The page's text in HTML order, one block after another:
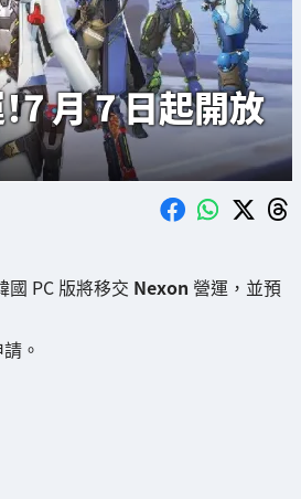
7 月 7 日起開放
國 PC 版將移交 Nexon 營運，並預
。